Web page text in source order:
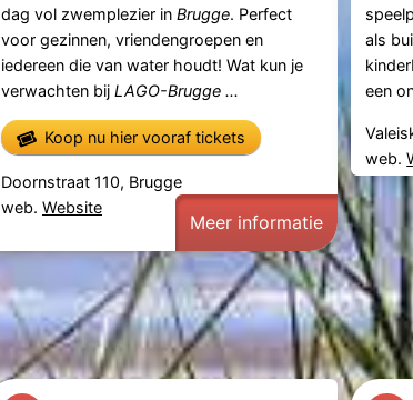
dag vol zwemplezier in Brugge. Perfect
voor gezinnen, vriendengroepen en
iedereen die van water houdt! Wat kun je
verwachten bij LAGO-Brugge ...
Koop nu hier vooraf tickets
Doornstraat 110, Brugge
web. Website
Meer informatie
als
een
web.